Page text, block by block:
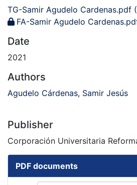
TG-Samir Agudelo Cardenas.pdf
FA-Samir Agudelo
Date
2021
Authors
Agudelo Cárdenas, Samir Jesús
Publisher
Corporación Universitaria
PDF documents